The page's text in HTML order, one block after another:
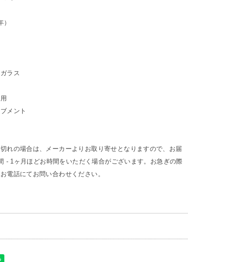
ラス
メント
れの場合は、メーカーよりお取り寄せとなりますので、お届
- 1ヶ月ほどお時間をいただく場合がございます。お急ぎの際
電話にてお問い合わせください。